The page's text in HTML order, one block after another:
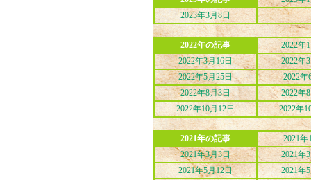
2023年3月8日
2022年の記事
2022年
2022年3月16日
2022年
2022年5月25日
2022年
2022年8月3日
2022年
2022年10月12日
2022年
2021年の記事
2021年
2021年3月3日
2021年
2021年5月12日
2021年